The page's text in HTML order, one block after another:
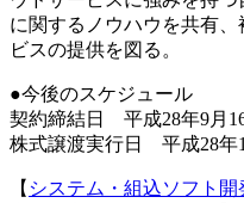
に関するノウハウを共有
ビスの提供を図る。
●今後のスケジュール
契約締結日 平成28年9月
株式譲渡実行日 平成28年
【 システム・組込ソフト